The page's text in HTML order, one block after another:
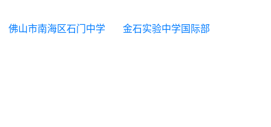
佛山市南海区石门中学
金石实验中学国际部